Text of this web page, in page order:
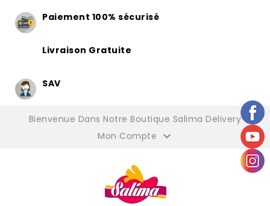
Paiement 100% sécurisé
Livraison Gratuite
SAV
Bienvenue Dans Notre Boutique Salima Delivery
Mon Compte 